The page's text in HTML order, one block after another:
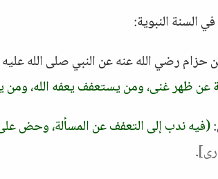
السنة النبوية:
رضي الله عنه عن النبي صلى الله
عن ظهر غنى، ومن يستعفف يعفه الله، ومن
(فيه ندب إلى التعفف عن المسألة، وحض على
.